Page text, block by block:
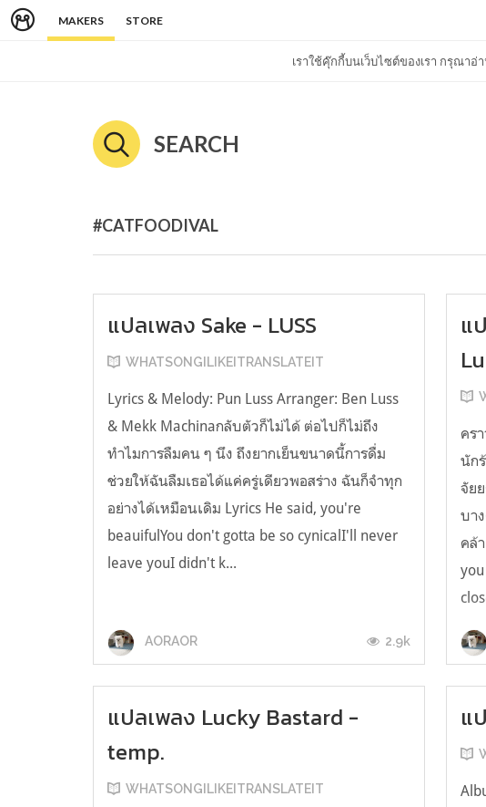
MAKERS STORE
เราใช้คุ๊กกี้บนเว็บไซต์ของเรา กรุณาอ่
SEARCH
#CATFOODIVAL
แปลเพลง Sake - LUSS
WHATSONGILIKEITRANSLATEIT
Lyrics & Melody: Pun Luss Arranger: Ben Luss
& Mekk Machinaกลับตัวก็ไม่ได้ ต่อไปก็ไม่ถึง
ทำไมการลืมคน ๆ นึง ถึงยากเย็นขนาดนี้การดื่ม
ช่วยให้ฉันลืมเธอได้แค่ครู่เดียวพอสร่าง ฉันก็จำทุก
อย่างได้เหมือนเดิม Lyrics He said, you're
beauifulYou don't gotta be so cynicalI'll never
leave youI didn't k...
AORAOR 2.9k
แ
คร
นัก
จัย
บา
คล้
แปลเพลง Lucky Bastard -
temp.
WHATSONGILIKEITRANSLATEIT
แ